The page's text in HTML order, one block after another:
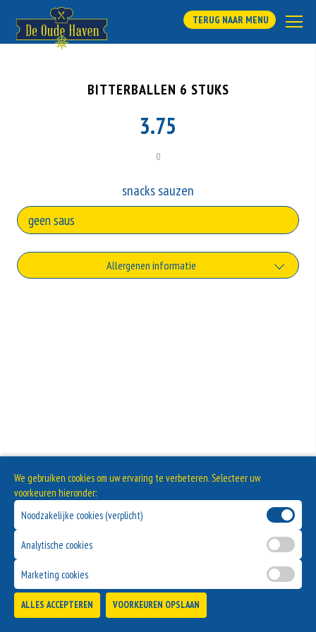
TERUG NAAR MENU
BITTERBALLEN 6 STUKS
3.75
0
snacks sauzen
Allergenen informatie
We gebruiken cookies om uw ervaring te verbeteren. Selecteer uw
voorkeuren hieronder:
Noodzakelijke cookies (verplicht)
Analytische cookies
Marketing cookies
ALLES ACCEPTEREN VOORKEUREN OPSLAAN